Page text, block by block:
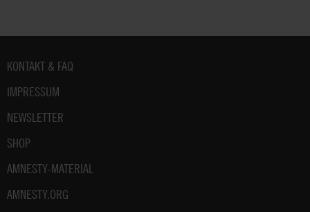
Fußbereich
KONTAKT & FAQ
IMPRESSUM
NEWSLETTER
SHOP
AMNESTY-MATERIAL
AMNESTY.ORG